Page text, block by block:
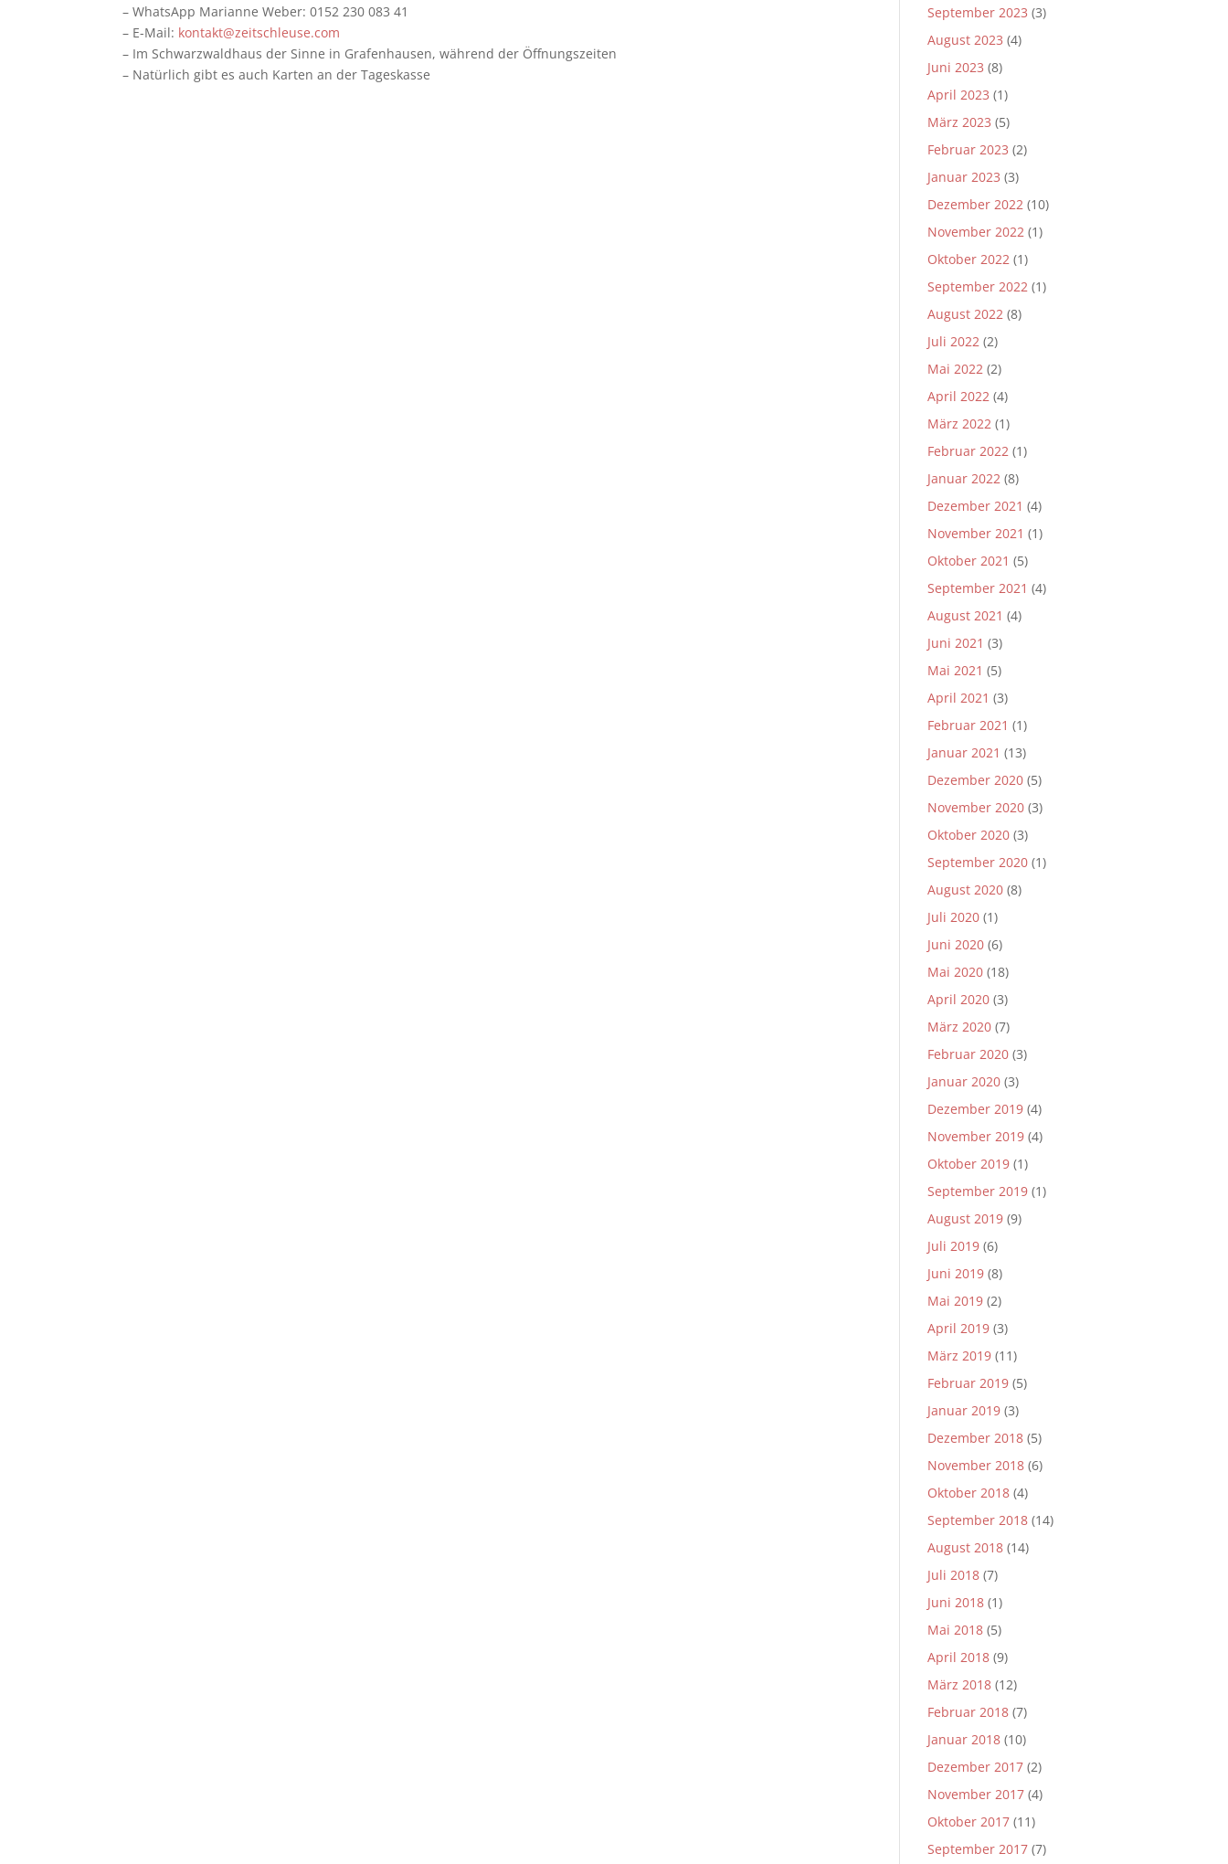
– WhatsApp Marianne Weber: 0152 230 083 41
– E-Mail: kontakt@zeitschleuse.com
– Im Schwarzwaldhaus der Sinne in Grafenhausen, während der Öffnungszeiten
– Natürlich gibt es auch Karten an der Tageskasse
September 2023 (3)
August 2023 (4)
Juni 2023 (8)
April 2023 (1)
März 2023 (5)
Februar 2023 (2)
Januar 2023 (3)
Dezember 2022 (10)
November 2022 (1)
Oktober 2022 (1)
September 2022 (1)
August 2022 (8)
Juli 2022 (2)
Mai 2022 (2)
April 2022 (4)
März 2022 (1)
Februar 2022 (1)
Januar 2022 (8)
Dezember 2021 (4)
November 2021 (1)
Oktober 2021 (5)
September 2021 (4)
August 2021 (4)
Juni 2021 (3)
Mai 2021 (5)
April 2021 (3)
Februar 2021 (1)
Januar 2021 (13)
Dezember 2020 (5)
November 2020 (3)
Oktober 2020 (3)
September 2020 (1)
August 2020 (8)
Juli 2020 (1)
Juni 2020 (6)
Mai 2020 (18)
April 2020 (3)
März 2020 (7)
Februar 2020 (3)
Januar 2020 (3)
Dezember 2019 (4)
November 2019 (4)
Oktober 2019 (1)
September 2019 (1)
August 2019 (9)
Juli 2019 (6)
Juni 2019 (8)
Mai 2019 (2)
April 2019 (3)
März 2019 (11)
Februar 2019 (5)
Januar 2019 (3)
Dezember 2018 (5)
November 2018 (6)
Oktober 2018 (4)
September 2018 (14)
August 2018 (14)
Juli 2018 (7)
Juni 2018 (1)
Mai 2018 (5)
April 2018 (9)
März 2018 (12)
Februar 2018 (7)
Januar 2018 (10)
Dezember 2017 (2)
November 2017 (4)
Oktober 2017 (11)
September 2017 (7)